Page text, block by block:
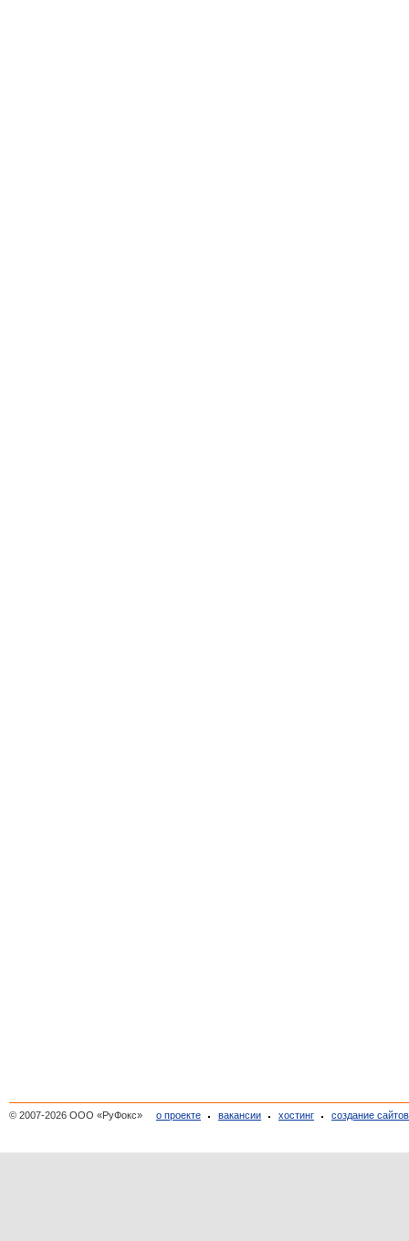
© 2007-2026 ООО «РуФокс» о проекте вакансии хостинг создание сайтов